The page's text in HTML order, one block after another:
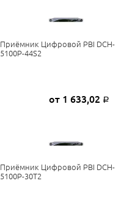
Приёмник Цифровой PBI DCH-
5100P-44S2
от 1 633,02 Р
Приёмник Цифровой PBI DCH-
5100P-30T2